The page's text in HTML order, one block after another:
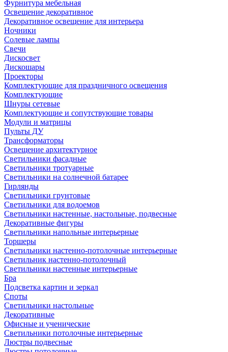
Фурнитура мебельная
Освещение декоративное
Декоративное освещение для интерьера
Ночники
Солевые лампы
Свечи
Дискосвет
Дискошары
Проекторы
Комплектующие для праздничного освещения
Комплектующие
Шнуры сетевые
Комплектующие и сопутствующие товары
Модули и матрицы
Пульты ДУ
Трансформаторы
Освещение архитектурное
Светильники фасадные
Светильники тротуарные
Светильники на солнечной батарее
Гирлянды
Светильники грунтовые
Светильники для водоемов
Светильники настенные, настольные, подвесные
Декоративные фигуры
Светильники напольные интерьерные
Торшеры
Светильники настенно-потолочные интерьерные
Светильник настенно-потолочный
Светильники настенные интерьерные
Бра
Подсветка картин и зеркал
Споты
Светильники настольные
Декоративные
Офисные и ученические
Светильники потолочные интерьерные
Люстры подвесные